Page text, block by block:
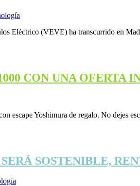
Eléctrico (VEVE) ha transcurrido en
CON UNA OFERTA
escape Yoshimura de regalo. No dejes
SOSTENIBLE,